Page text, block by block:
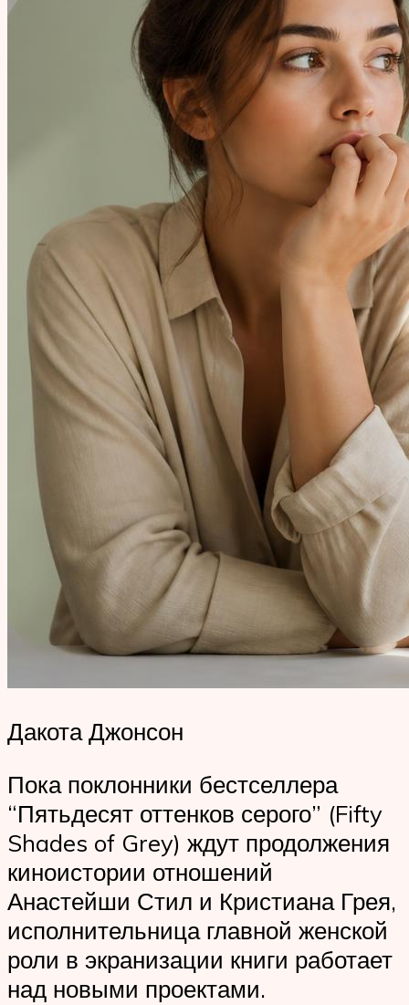
Дакота Джонсон
Пока поклонники бестселлера
“Пятьдесят оттенков серого” (Fifty
Shades of Grey) ждут продолжения
киноистории отношений
Анастейши Стил и Кристиана Грея,
исполнительница главной женской
роли в экранизации книги работает
над новыми проектами.